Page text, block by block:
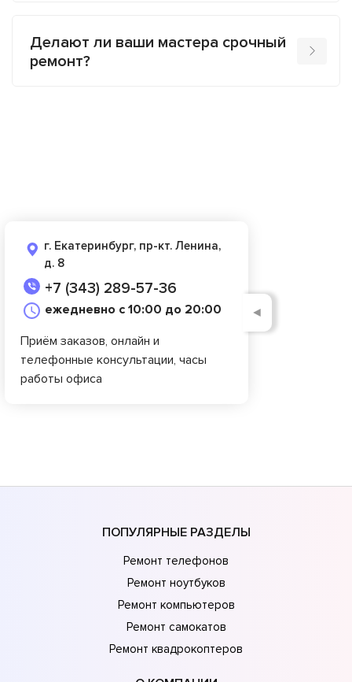
Делают ли ваши мастера срочный
ремонт?
г. Екатеринбург, пр-кт. Ленина,
д. 8
+7 (343) 289-57-36
ежедневно с 10:00 до 20:00
Приём заказов, онлайн и
телефонные консультации, часы
работы офиса
◄
ПОПУЛЯРНЫЕ РАЗДЕЛЫ
Ремонт телефонов
Ремонт ноутбуков
Ремонт компьютеров
Ремонт самокатов
Ремонт квадрокоптеров